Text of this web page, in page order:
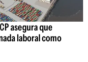
asegura que
laboral como